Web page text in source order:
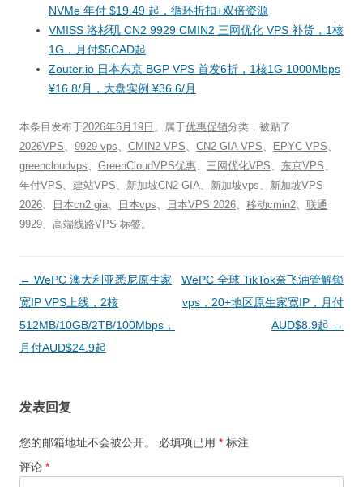
NVMe 年付 $19.49 起，循环折扣+双倍资源
VMISS 洛杉矶 CN2 9929 CMIN2 三网优化 VPS 补货，1核
1G，月付$5CAD起
Zouter.io 日本东京 BGP VPS 首发6折，1核1G 1000Mbps
¥16.8/月，大盘实例 ¥36.6/月
本条目发布于2026年6月19日 。属于优惠促销分类，被贴了
2026VPS
9929 vps CMIN2 VPS CN2 GIA VPS EPYC VPS
greencloudvps
GreenCloudVPS优惠 三网优化VPS 东京VPS
年付VPS
建站VPS 新加坡CN2 GIA 新加坡vps
新加坡VPS
2026
日本cn2 gia 日本vps 日本VPS 2026 移动cmin2
联通
9929
高端线路VPS 标签。
文
章
导
航
← WePC 澳大利亚悉尼原生家
宽IP VPS上线，2核
512MB/10GB/2TB/100Mbps，
月付AUD$24.9起
WePC 全球 TikTok奈飞油管解锁
vps，20+地区原生家宽IP，月付
AUD$8.9起 →
发表回复
您的邮箱地址不会被公开。 必填项已用 * 标注
评论 *